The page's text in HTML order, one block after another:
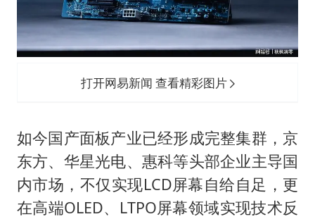
打开网易新闻 查看精彩图片
如今国产面板产业已经形成完整集群，京
东方、华星光电、惠科等头部企业主导国
内市场，不仅实现LCD屏幕自给自足，更
在高端OLED、LTPO屏幕领域实现技术反